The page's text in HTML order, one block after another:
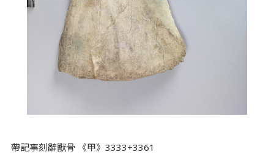
帶記事刻辭獸骨 《甲》3333+3361